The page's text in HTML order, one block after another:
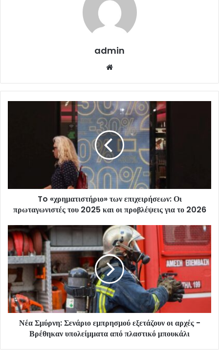
admin
To «χρηματιστήριο» των επιχειρήσεων: Οι
πρωταγωνιστές του 2025 και οι προβλέψεις για το 2026
Νέα Σμύρνη: Σενάριο εμπρησμού εξετάζουν οι αρχές -
Βρέθηκαν υπολείμματα από πλαστικό μπουκάλι